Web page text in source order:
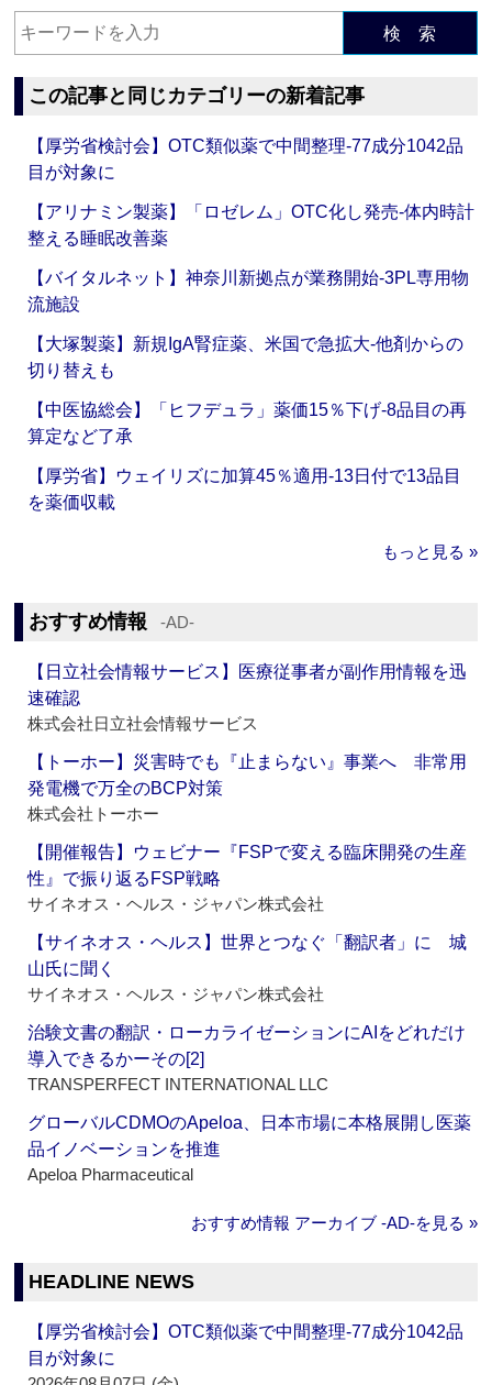
検 索
この記事と同じカテゴリーの新着記事
【厚労省検討会】OTC類似薬で中間整理‐77成分1042品
目が対象に
【アリナミン製薬】「ロゼレム」OTC化し発売‐体内時計
整える睡眠改善薬
【バイタルネット】神奈川新拠点が業務開始‐3PL専用物
流施設
【大塚製薬】新規IgA腎症薬、米国で急拡大‐他剤からの
切り替えも
【中医協総会】「ヒフデュラ」薬価15％下げ‐8品目の再
算定など了承
【厚労省】ウェイリズに加算45％適用‐13日付で13品目
を薬価収載
もっと見る »
おすすめ情報 ‐AD‐
【日立社会情報サービス】医療従事者が副作用情報を迅
速確認
株式会社日立社会情報サービス
【トーホー】災害時でも『止まらない』事業へ 非常用
発電機で万全のBCP対策
株式会社トーホー
【開催報告】ウェビナー『FSPで変える臨床開発の生産
性』で振り返るFSP戦略
サイネオス・ヘルス・ジャパン株式会社
【サイネオス・ヘルス】世界とつなぐ「翻訳者」に 城
山氏に聞く
サイネオス・ヘルス・ジャパン株式会社
治験文書の翻訳・ローカライゼーションにAIをどれだけ
導入できるかーその[2]
TRANSPERFECT INTERNATIONAL LLC
グローバルCDMOのApeloa、日本市場に本格展開し医薬
品イノベーションを推進
Apeloa Pharmaceutical
おすすめ情報 アーカイブ ‐AD‐を見る »
HEADLINE NEWS
【厚労省検討会】OTC類似薬で中間整理‐77成分1042品
目が対象に